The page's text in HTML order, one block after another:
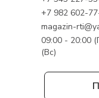
+7 982 602-
magazin-
09:00 - 20:00
(Вс)